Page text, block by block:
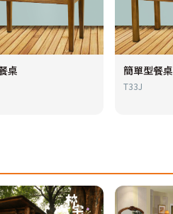
桌 簡單型餐桌
T33J